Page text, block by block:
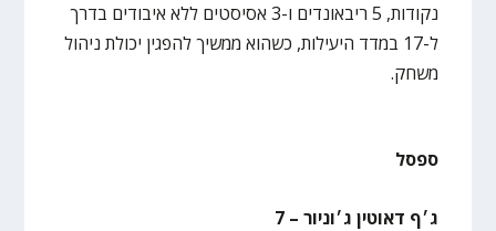
נקודות, 5 ריבאונדים ו-3 אסיסטים ללא איבודים בדרך
ל-17 במדד היעילות, כשהוא ממשיך להפגין יכולת ניהול
משחק.
ספסל
ג׳ף דאוטין ג׳וניור – 7